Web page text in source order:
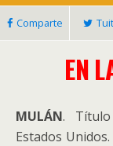
Comparte
EN
MULÁN.
Estados